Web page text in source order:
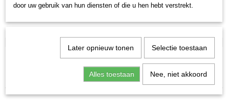
Bladblazers
Accu bladblazers
Toebehoren bladblazers
Wielblazers
Sorteer op:
door uw gebruik van hun diensten of die u hen hebt verstrekt.
Later opnieuw tonen Selectie toestaan
Alles toestaan Nee, niet akkoord